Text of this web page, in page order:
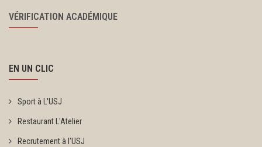
VÉRIFICATION ACADÉMIQUE
EN UN CLIC
Sport à L'USJ
Restaurant L'Atelier
Recrutement à l'USJ